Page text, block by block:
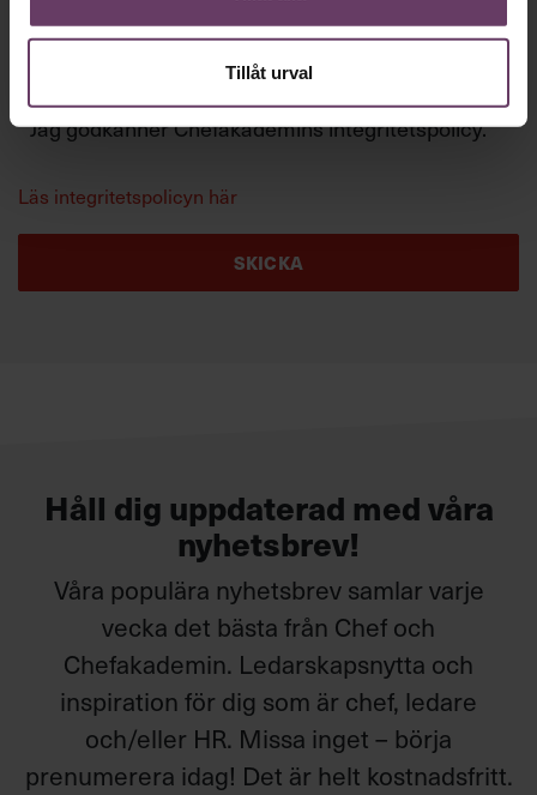
Tillåt urval
Jag godkänner Chefakademins integritetspolicy.
Läs integritetspolicyn här
Håll dig uppdaterad med våra
nyhetsbrev!
Våra populära nyhetsbrev samlar varje
vecka det bästa från Chef och
Chefakademin. Ledarskapsnytta och
inspiration för dig som är chef, ledare
och/eller HR. Missa inget – börja
prenumerera idag! Det är helt kostnadsfritt.